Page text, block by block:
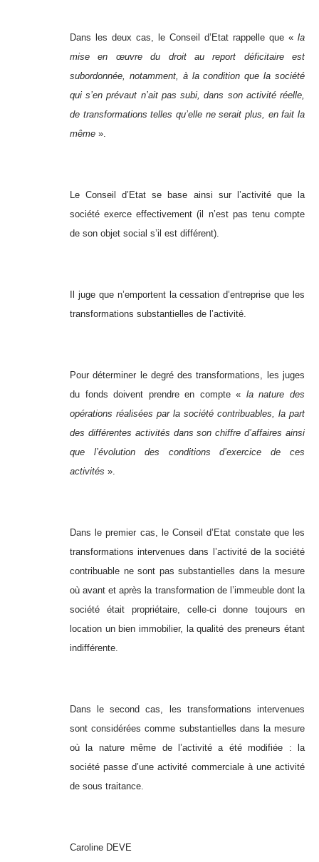
Dans les deux cas, le Conseil d’Etat rappelle que « la
mise en œuvre du droit au report déficitaire est
subordonnée, notamment, à la condition que la société
qui s’en prévaut n’ait pas subi, dans son activité réelle,
de transformations telles qu’elle ne serait plus, en fait la
même ».
Le Conseil d’Etat se base ainsi sur l’activité que la
société exerce effectivement (il n’est pas tenu compte
de son objet social s’il est différent).
Il juge que n’emportent la cessation d’entreprise que les
transformations substantielles de l’activité.
Pour déterminer le degré des transformations, les juges
du fonds doivent prendre en compte « la nature des
opérations réalisées par la société contribuables, la part
des différentes activités dans son chiffre d’affaires ainsi
que l’évolution des conditions d’exercice de ces
activités ».
Dans le premier cas, le Conseil d’Etat constate que les
transformations intervenues dans l’activité de la société
contribuable ne sont pas substantielles dans la mesure
où avant et après la transformation de l’immeuble dont la
société était propriétaire, celle-ci donne toujours en
location un bien immobilier, la qualité des preneurs étant
indifférente.
Dans le second cas, les transformations intervenues
sont considérées comme substantielles dans la mesure
où la nature même de l’activité a été modifiée : la
société passe d’une activité commerciale à une activité
de sous traitance.
Caroline DEVE